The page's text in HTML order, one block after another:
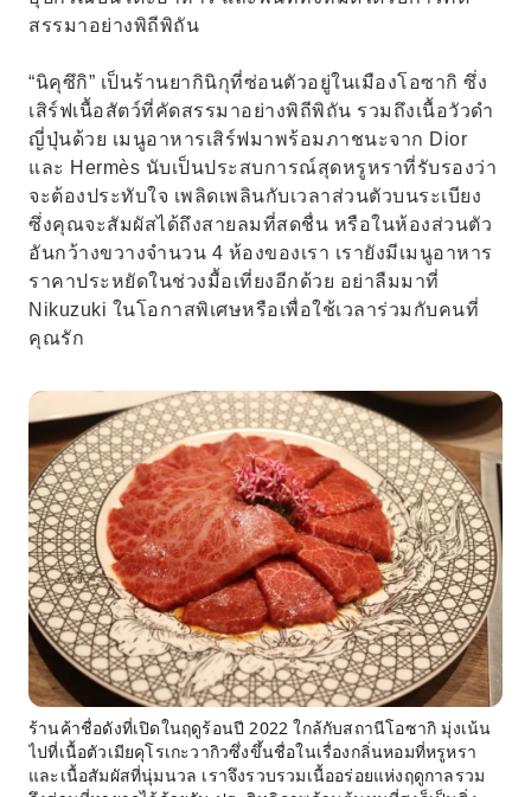
สรรมาอย่างพิถีพิถัน
“นิคุซึกิ” เป็นร้านยากินิกุที่ซ่อนตัวอยู่ในเมืองโอซากิ ซึ่ง
เสิร์ฟเนื้อสัตว์ที่คัดสรรมาอย่างพิถีพิถัน รวมถึงเนื้อวัวดำ
ญี่ปุ่นด้วย เมนูอาหารเสิร์ฟมาพร้อมภาชนะจาก Dior
และ Hermès นับเป็นประสบการณ์สุดหรูหราที่รับรองว่า
จะต้องประทับใจ เพลิดเพลินกับเวลาส่วนตัวบนระเบียง
ซึ่งคุณจะสัมผัสได้ถึงสายลมที่สดชื่น หรือในห้องส่วนตัว
อันกว้างขวางจำนวน 4 ห้องของเรา เรายังมีเมนูอาหาร
ราคาประหยัดในช่วงมื้อเที่ยงอีกด้วย อย่าลืมมาที่
Nikuzuki ในโอกาสพิเศษหรือเพื่อใช้เวลาร่วมกับคนที่
คุณรัก
ร้านค้าชื่อดังที่เปิดในฤดูร้อนปี 2022 ใกล้กับสถานีโอซากิ มุ่งเน้น
ไปที่เนื้อตัวเมียคุโรเกะวากิวซึ่งขึ้นชื่อในเรื่องกลิ่นหอมที่หรูหรา
และเนื้อสัมผัสที่นุ่มนวล เราจึงรวบรวมเนื้ออร่อยแห่งฤดูกาลรวม